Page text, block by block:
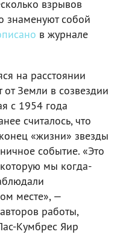
взрывов
знаменуют собой
в журнале
на расстоянии
Земли в созвездии
с 1954 года
считалось, что
«жизни» звезды
событие. «Это
мы когда-
месте», —
работы,
Кумбрес Яир